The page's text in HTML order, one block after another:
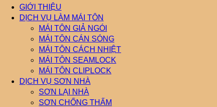
GIỚI THIỆU
DỊCH VỤ LÀM MÁI TÔN
MÁI TÔN GIẢ NGÓI
MÁI TÔN CÁN SÓNG
MÁI TÔN CÁCH NHIỆT
MÁI TÔN SEAMLOCK
MÁI TÔN CLIPLOCK
DỊCH VỤ SƠN NHÀ
SƠN LẠI NHÀ
SƠN CHỐNG THẤM